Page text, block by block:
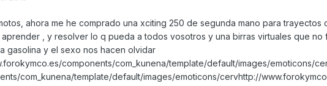
ahora me he comprado una xciting 250 de segunda mano para trayectos
, y resolver lo q pueda a todos vosotros y una birras virtuales que no
gasolina y el sexo nos hacen olvidar
components/com_kunena/template/default/images/emoticons/
com_kunena/template/default/images/emoticons/cervhttp://